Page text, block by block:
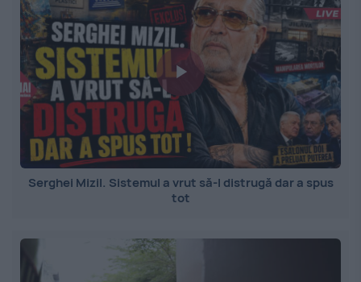
Serghei Mizil. Sistemul a vrut să-l distrugă dar a spus
tot